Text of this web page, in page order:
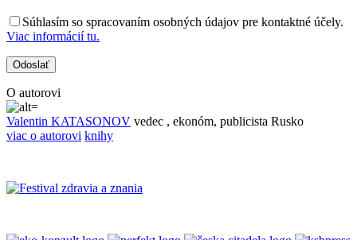
Súhlasím so spracovaním osobných údajov pre kontaktné účely.
Viac informácií tu.
O autorovi
Valentin KATASONOV vedec , ekonóm, publicista Rusko
viac o autorovi knihy